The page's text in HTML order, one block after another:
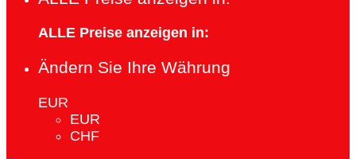
ALLE Preise anzeigen in:
Ändern Sie Ihre Währung
EUR
EUR
CHF